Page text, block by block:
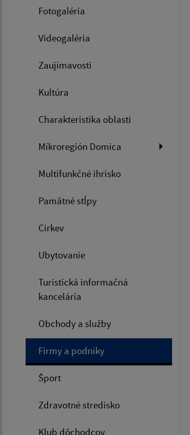
Fotogaléria
Videogaléria
Zaujímavosti
Kultúra
Charakteristika oblasti
Mikroregión Domica
Multifunkčné ihrisko
Pamätné stĺpy
Cirkev
Ubytovanie
Turistická informačná
kancelária
Obchody a služby
Firmy a podniky
Šport
Zdravotné stredisko
Klub dôchodcov